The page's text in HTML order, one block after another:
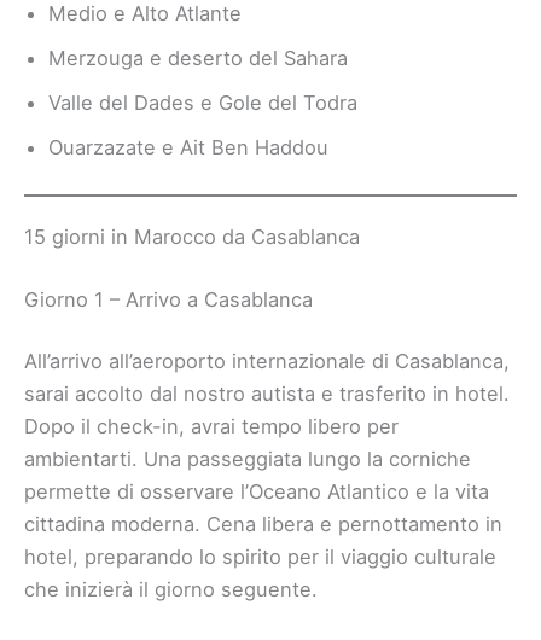
Medio e Alto Atlante
Merzouga e deserto del Sahara
Valle del Dades e Gole del Todra
Ouarzazate e Ait Ben Haddou
15 giorni in Marocco da Casablanca
Giorno 1 – Arrivo a Casablanca
All’arrivo all’aeroporto internazionale di Casablanca,
sarai accolto dal nostro autista e trasferito in hotel.
Dopo il check-in, avrai tempo libero per
ambientarti. Una passeggiata lungo la corniche
permette di osservare l’Oceano Atlantico e la vita
cittadina moderna. Cena libera e pernottamento in
hotel, preparando lo spirito per il viaggio culturale
che inizierà il giorno seguente.